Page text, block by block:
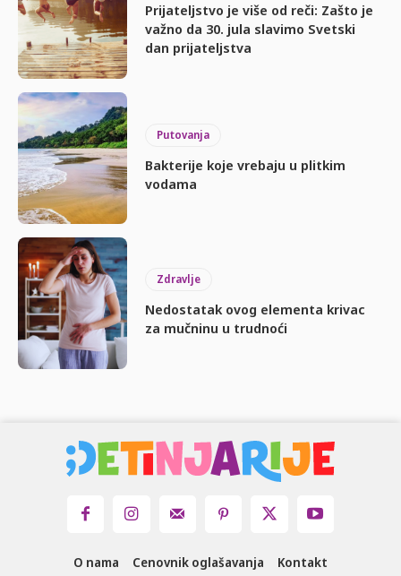
Prijateljstvo je više od reči: Zašto je
važno da 30. jula slavimo Svetski
dan prijateljstva
Putovanja
Bakterije koje vrebaju u plitkim
vodama
Zdravlje
Nedostatak ovog elementa krivac
za mučninu u trudnoći
O nama Cenovnik oglašavanja Kontakt